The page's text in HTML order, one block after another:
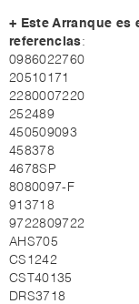
+ Este Arranque
referencias:
0986022760
20510171
2280007220
252489
450509093
458378
4678SP
8080097-F
913718
9722809722
AHS705
CS1242
CST40135
DRS3718